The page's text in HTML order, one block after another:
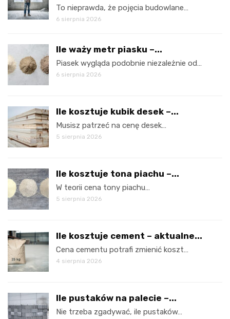
To nieprawda, że pojęcia budowlane…
6 sierpnia 2026
Ile waży metr piasku –...
Piasek wygląda podobnie niezależnie od…
6 sierpnia 2026
Ile kosztuje kubik desek –...
Musisz patrzeć na cenę desek…
5 sierpnia 2026
Ile kosztuje tona piachu –...
W teorii cena tony piachu…
5 sierpnia 2026
Ile kosztuje cement – aktualne...
Cena cementu potrafi zmienić koszt…
4 sierpnia 2026
Ile pustaków na palecie –...
Nie trzeba zgadywać, ile pustaków…